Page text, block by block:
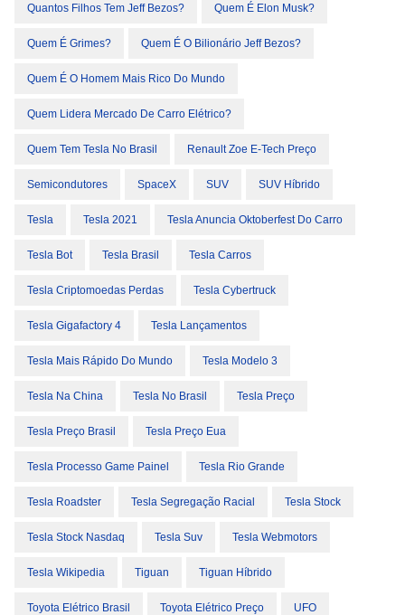
Quantos Filhos Tem Jeff Bezos? Quem É Elon Musk?
Quem É Grimes? Quem É O Bilionário Jeff Bezos?
Quem É O Homem Mais Rico Do Mundo
Quem Lidera Mercado De Carro Elétrico?
Quem Tem Tesla No Brasil Renault Zoe E-Tech Preço
Semicondutores SpaceX SUV SUV Híbrido
Tesla Tesla 2021 Tesla Anuncia Oktoberfest Do Carro
Tesla Bot Tesla Brasil Tesla Carros
Tesla Criptomoedas Perdas Tesla Cybertruck
Tesla Gigafactory 4 Tesla Lançamentos
Tesla Mais Rápido Do Mundo Tesla Modelo 3
Tesla Na China Tesla No Brasil Tesla Preço
Tesla Preço Brasil Tesla Preço Eua
Tesla Processo Game Painel Tesla Rio Grande
Tesla Roadster Tesla Segregação Racial Tesla Stock
Tesla Stock Nasdaq Tesla Suv Tesla Webmotors
Tesla Wikipedia Tiguan Tiguan Híbrido
Toyota Elétrico Brasil Toyota Elétrico Preço UFO